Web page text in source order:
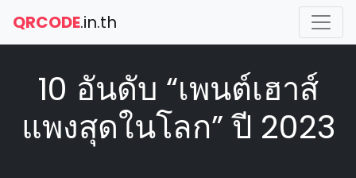
QRCODE.in.th
10 อันดับ “เพนต์เฮาส์
แพงสุดในโลก” ปี 2023